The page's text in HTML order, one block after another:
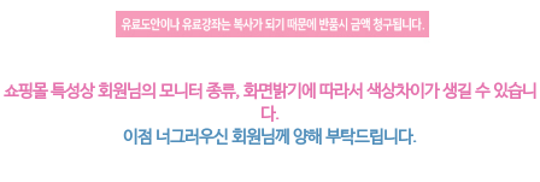
쇼핑몰 특성상 회원님의 모니터 종류, 화면밝기에 따라서 색상차이가 생길 수 있습니
다.
이점 너그러우신 회원님께 양해 부탁드립니다.